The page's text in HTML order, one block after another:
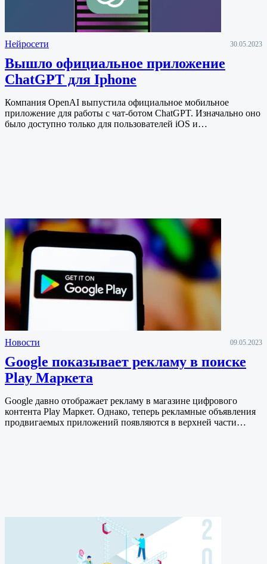
Нейросети 30.05.2023
Вышло официальное приложение
ChatGPT для Iphone
Компания OpenAI выпустила официальное мобильное
приложение для работы с чат-ботом ChatGPT. Изначально оно
было доступно только для пользователей iOS и…
Новости 09.05.2023
Google показывает рекламу в поиске
Play Маркета
Google давно отображает рекламу в магазине цифрового
контента Play Маркет. Однако, теперь рекламные объявления
продвигаемых приложений появляются в верхней части…